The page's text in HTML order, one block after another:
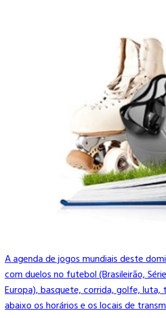
A agenda de jogos mundiais deste
com duelos no futebol (Brasileirão,
Europa), basquete, corrida, golfe,
abaixo os horários e os locais de